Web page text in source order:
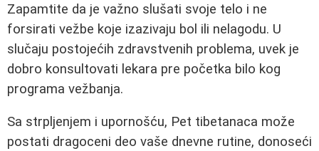
Zapamtite da je važno slušati svoje telo i ne
forsirati vežbe koje izazivaju bol ili nelagodu. U
slučaju postojećih zdravstvenih problema, uvek je
dobro konsultovati lekara pre početka bilo kog
programa vežbanja.
Sa strpljenjem i upornošću, Pet tibetanaca može
postati dragoceni deo vaše dnevne rutine, donoseći